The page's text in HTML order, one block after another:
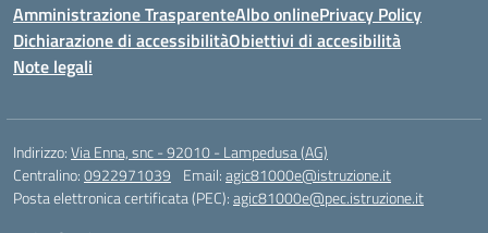
Amministrazione TrasparenteAlbo onlinePrivacy Policy
Dichiarazione di accessibilitàObiettivi di accesibilità
Note legali
Indirizzo:Via Enna, snc - 92010 - Lampedusa (AG)
Centralino:0922971039 Email:agic81000e@istruzione.it
Posta elettronica certificata (PEC):agic81000e@pec.istruzione.it